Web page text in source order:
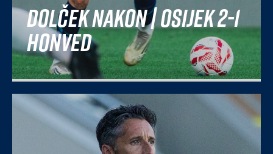
Dolček nakon | Osijek 2-1
Honved